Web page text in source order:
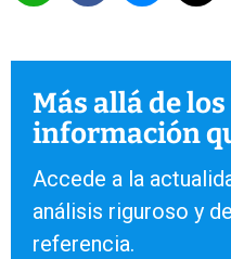
Más allá de
información
Accede a la
análisis riguroso y
referencia.